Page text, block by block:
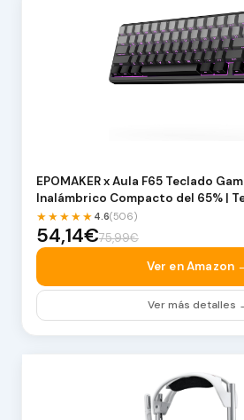
EPOMAKER x Aula F65 Teclado
Inalámbrico Compacto del 65% |
★★★★★ 4.6(506)
54,14€75,99€
Ver en Amazon
Ver más detalles